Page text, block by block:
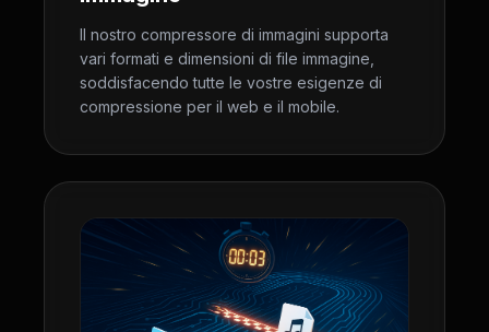
Il nostro compressore di immagini supporta
vari formati e dimensioni di file immagine,
soddisfacendo tutte le vostre esigenze di
compressione per il web e il mobile.